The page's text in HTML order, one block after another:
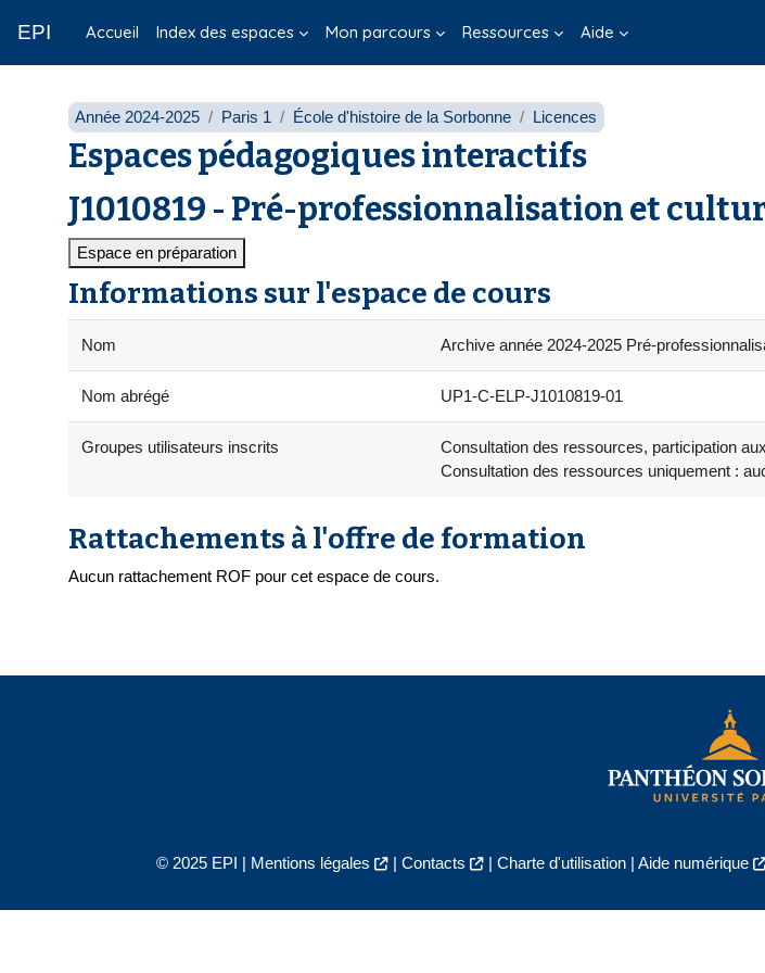
EPI Accueil Index des espaces Mon parcours Ressources Aide
Année 2024-2025 Paris 1 École d'histoire de la Sorbonne Licences
Espaces pédagogiques interactifs
J1010819 - Pré-professionnalisation et
Espace en préparation
Informations sur l'espace de cours
Nom Archive année 2024-2025 Pré-
Nom abrégé UP1-C-ELP-J1010819-01
Groupes utilisateurs inscrits
Consultation des ressources, participation
Consultation des ressources uniquement :
Rattachements à l'offre de formation
Aucun rattachement ROF pour cet espace de cours.
© 2025 EPI | Mentions légales | Contacts | Charte d'utilisation| Aide numérique